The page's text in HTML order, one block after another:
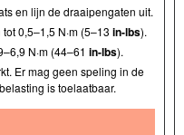
en lijn de draaipengaten uit.
0,5–1,5 N·m (5–13 in-lbs).
N·m (44–61 in-lbs).
Er mag geen speling in de
is toelaatbaar.